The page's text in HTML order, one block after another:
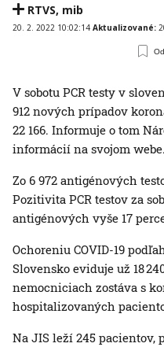
RTVS, mib
20. 2. 2022 10:02:14 Aktualizované:
V sobotu PCR testy v
912 nových prípadov
22 166. Informuje o tom
informácií na svojom webe.
Zo 6 972 antigénových
Pozitivita PCR testov za
antigénových vyše 17
Ochoreniu COVID-19
Slovensko eviduje už 18
nemocniciach zostáva s
hospitalizovaných
Na JIS leží 245 pacientov,